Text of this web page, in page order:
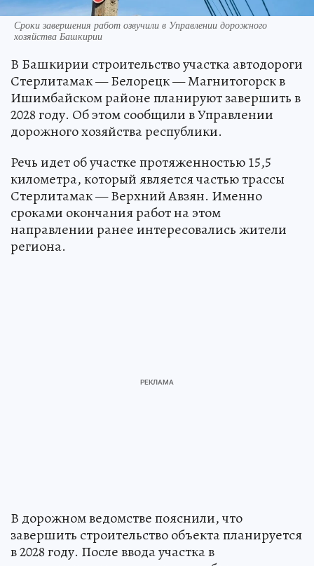
Сроки завершения работ озвучили в Управлении дорожного
хозяйства Башкирии
В Башкирии строительство участка автодороги
Стерлитамак — Белорецк — Магнитогорск в
Ишимбайском районе планируют завершить в
2028 году. Об этом сообщили в Управлении
дорожного хозяйства республики.
Речь идет об участке протяженностью 15,5
километра, который является частью трассы
Стерлитамак — Верхний Авзян. Именно
сроками окончания работ на этом
направлении ранее интересовались жители
региона.
В дорожном ведомстве пояснили, что
завершить строительство объекта планируется
в 2028 году. После ввода участка в